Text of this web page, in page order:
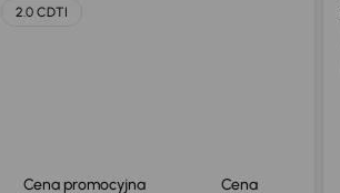
2.0 CDTI
Cena promocyjna Cena